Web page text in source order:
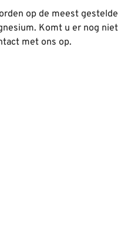
op de meest gestelde
Komt u er nog niet
met ons op.